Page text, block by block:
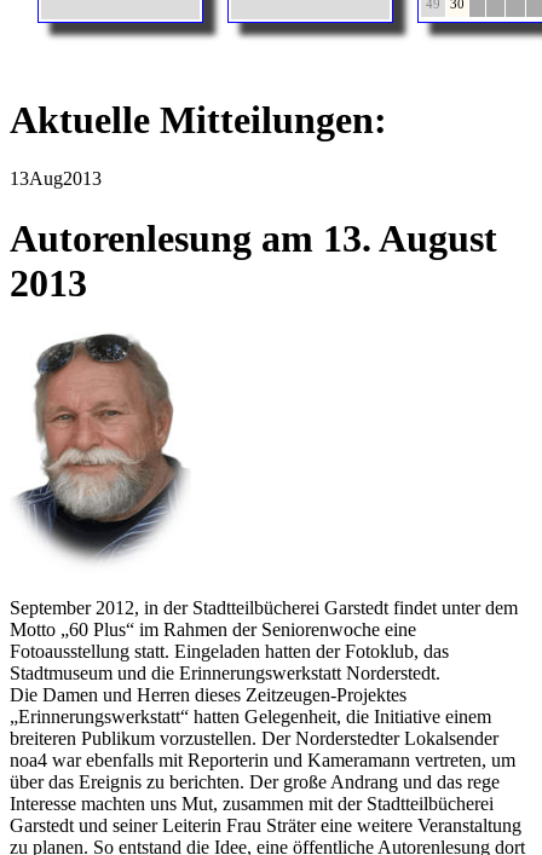
49 30
Aktuelle Mitteilungen:
13Aug2013
Autorenlesung am 13. August
2013
September 2012, in der Stadtteilbücherei Garstedt findet unter dem
Motto
60 Plus
im Rahmen der Seniorenwoche eine
Fotoausstellung statt. Eingeladen hatten der Fotoklub, das
Stadtmuseum und die Erinnerungswerkstatt Norderstedt.
Die Damen und Herren dieses Zeitzeugen-Projektes
Erinnerungswerkstatt
hatten Gelegenheit, die Initiative einem
breiteren Publikum vorzustellen. Der Norderstedter Lokalsender
noa4 war ebenfalls mit Reporterin und Kameramann vertreten, um
über das Ereignis zu berichten. Der große Andrang und das rege
Interesse machten uns Mut, zusammen mit der Stadtteilbücherei
Garstedt und seiner Leiterin Frau Sträter eine weitere Veranstaltung
zu planen. So entstand die Idee, eine öffentliche Autorenlesung dort